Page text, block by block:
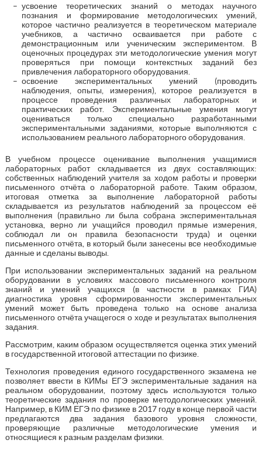
усвоение теоретических знаний о методах научного
познания и формирование методологических умений,
которое частично реализуется в теоретическом материале
учебников, а частично осваивается при работе с
демонстрационным или ученическим экспериментом. В
оценочных процедурах эти методологические умения могут
проверяться при помощи контекстных заданий без
привлечения лабораторного оборудования.
освоение экспериментальных умений (проводить
наблюдения, опыты, измерения), которое реализуется в
процессе проведения различных лабораторных и
практических работ. Экспериментальные умения могут
оцениваться только специально разработанными
экспериментальными заданиями, которые выполняются с
использованием реального лабораторного оборудования.
В учебном процессе оценивание выполнения учащимися
лабораторных работ складывается из двух составляющих:
собственных наблюдений учителя за ходом работы и проверки
письменного отчёта о лабораторной работе. Таким образом,
итоговая отметка за выполнение лабораторной работы
складывается из результатов наблюдений за процессом её
выполнения (правильно ли была собрана экспериментальная
установка, верно ли учащийся проводил прямые измерения,
соблюдал ли он правила безопасности труда) и оценки
письменного отчёта, в который были занесены все необходимые
данные и сделаны выводы.
При использовании экспериментальных заданий на реальном
оборудовании в условиях массового письменного контроля
знаний и умений учащихся (в частности в рамках ГИА)
диагностика уровня сформированности экспериментальных
умений может быть проведена только на основе анализа
письменного отчёта учащегося о ходе и результатах выполнения
задания.
Рассмотрим, каким образом осуществляется оценка этих умений
в государственной итоговой аттестации по физике.
Технология проведения единого государственного экзамена не
позволяет ввести в КИМы ЕГЭ экспериментальные задания на
реальном оборудовании, поэтому здесь используются только
теоретические задания по проверке методологических умений.
Например, в КИМ ЕГЭ по физике в 2017 году в конце первой части
предлагаются два задания базового уровня сложности,
проверяющие различные методологические умения и
относящиеся к разным разделам физики.